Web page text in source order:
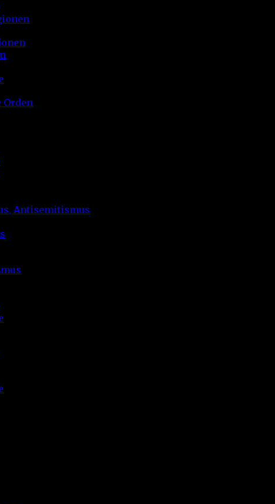
Orden
Antisemitismus